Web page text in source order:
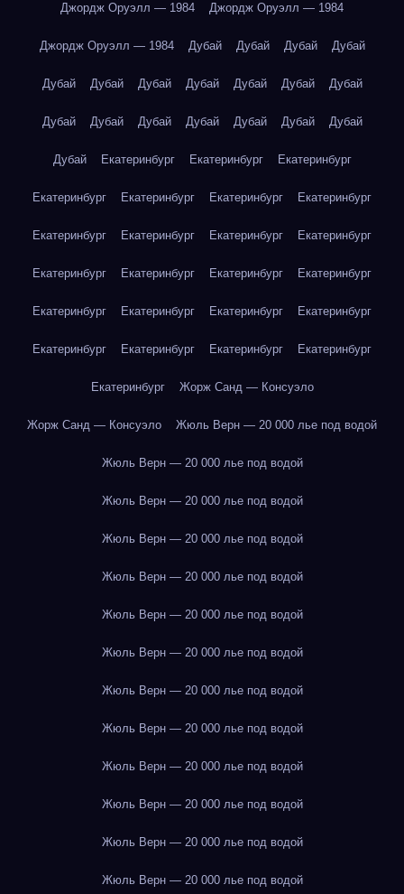
Джордж Оруэлл — 1984 Джордж Оруэлл — 1984
Джордж Оруэлл — 1984 Дубай Дубай Дубай Дубай
Дубай Дубай Дубай Дубай Дубай Дубай Дубай
Дубай Дубай Дубай Дубай Дубай Дубай Дубай
Дубай Екатеринбург Екатеринбург Екатеринбург
Екатеринбург Екатеринбург Екатеринбург Екатеринбург
Екатеринбург Екатеринбург Екатеринбург Екатеринбург
Екатеринбург Екатеринбург Екатеринбург Екатеринбург
Екатеринбург Екатеринбург Екатеринбург Екатеринбург
Екатеринбург Екатеринбург Екатеринбург Екатеринбург
Екатеринбург Жорж Санд — Консуэло
Жорж Санд — Консуэло Жюль Верн — 20 000 лье под водой
Жюль Верн — 20 000 лье под водой
Жюль Верн — 20 000 лье под водой
Жюль Верн — 20 000 лье под водой
Жюль Верн — 20 000 лье под водой
Жюль Верн — 20 000 лье под водой
Жюль Верн — 20 000 лье под водой
Жюль Верн — 20 000 лье под водой
Жюль Верн — 20 000 лье под водой
Жюль Верн — 20 000 лье под водой
Жюль Верн — 20 000 лье под водой
Жюль Верн — 20 000 лье под водой
Жюль Верн — 20 000 лье под водой